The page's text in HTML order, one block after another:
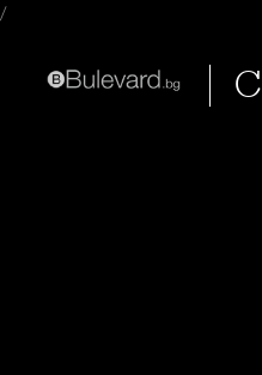
/